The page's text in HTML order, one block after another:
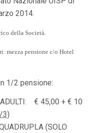
2014.
della Società.
mezza pensione c/o Hotel
1/2 pensione:
ADULTI: € 45,00 + € 10
3)
(SOLO